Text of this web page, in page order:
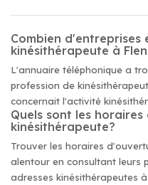
Combien d'entreprises
kinésithérapeute à
L'annuaire téléphonique a
profession de
concernait l'activité
Quels sont les
kinésithérapeute?
Trouver les horaires
alentour en consultant leurs
adresses kinésithérapeutes